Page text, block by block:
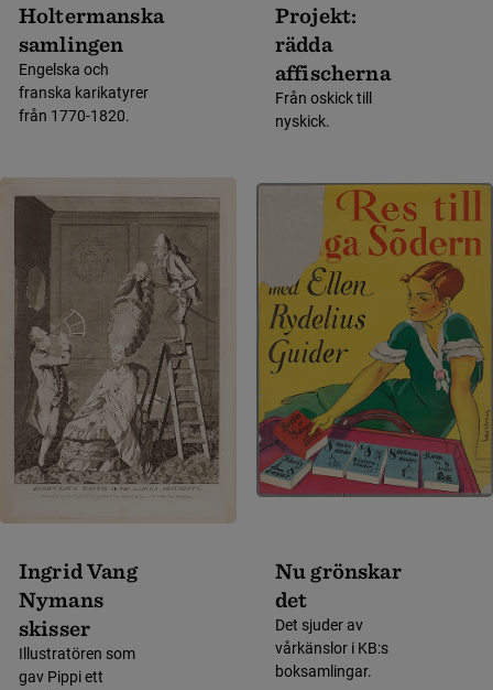
Holtermanska
samlingen
Engelska och
franska karikatyrer
från 1770-1820.
Projekt:
rädda
affischerna
Från oskick till
nyskick.
Ingrid Vang
Nymans
skisser
Illustratören som
gav Pippi ett
Nu grönskar
det
Det sjuder av
vårkänslor i KB:s
boksamlingar.